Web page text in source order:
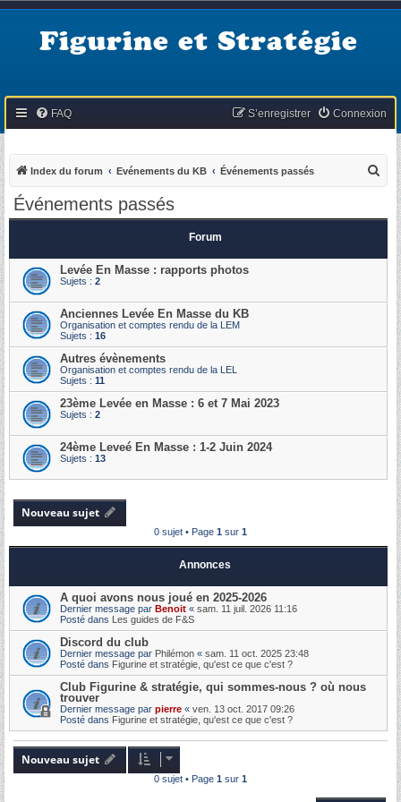
Figurine et Stratégie
FAQ Connexion
S’enregistrer
Index du forum Evénements du KB Événements passés
Événements passés
Forum
Levée En Masse : rapports photos
Sujets : 2
Anciennes Levée En Masse du KB
Organisation et comptes rendu de la LEM
Sujets : 16
Autres évènements
Organisation et comptes rendu de la LEL
Sujets : 11
23ème Levée en Masse : 6 et 7 Mai 2023
Sujets : 2
24ème Leveé En Masse : 1-2 Juin 2024
Sujets : 13
Nouveau sujet
0 sujet • Page 1 sur 1
Annonces
A quoi avons nous joué en 2025-2026
Dernier message par Benoit « sam. 11 juil. 2026 11:16
Posté dans Les guides de F&S
Discord du club
Dernier message par Philémon « sam. 11 oct. 2025 23:48
Posté dans Figurine et stratégie, qu'est ce que c'est ?
Club Figurine & stratégie, qui sommes-nous ? où nous
trouver
Dernier message par pierre « ven. 13 oct. 2017 09:26
Posté dans Figurine et stratégie, qu'est ce que c'est ?
Nouveau sujet
0 sujet • Page 1 sur 1